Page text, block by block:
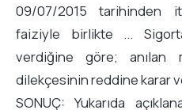
09/07/2015 tarihinden
faiziyle birlikte ...
verdiğine göre; anılan
dilekçesinin reddine karar
SONUÇ: Yukarıda